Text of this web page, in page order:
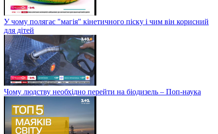
У чому полягає "магія" кінетичного піску і чим він корисний
для дітей
Чому людству необхідно перейти на біодизель – Поп-наука